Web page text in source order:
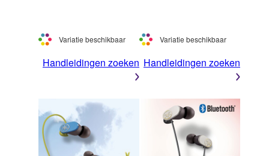
Variatie beschikbaar
Handleidingen zoeken
Variatie beschikbaar
Handleidingen zoeken